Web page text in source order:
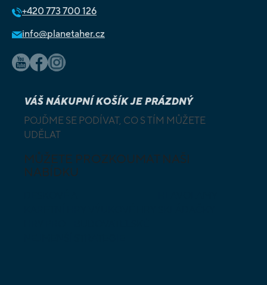
+420 773 700 126
info@planetaher.cz
VÁŠ NÁKUPNÍ KOŠÍK JE PRÁZDNÝ
POJĎME SE PODÍVAT, CO S TÍM MŮŽETE
UDĚLAT
MŮŽETE PROZKOUMAT NAŠI
NABÍDKU